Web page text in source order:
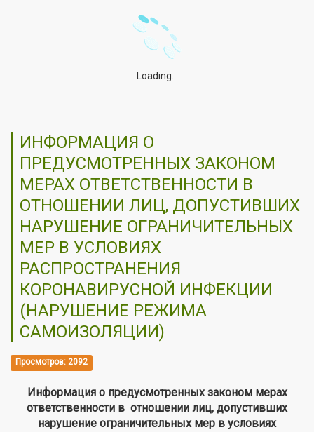
Loading...
ИНФОРМАЦИЯ О
ПРЕДУСМОТРЕННЫХ ЗАКОНОМ
МЕРАХ ОТВЕТСТВЕННОСТИ В
ОТНОШЕНИИ ЛИЦ, ДОПУСТИВШИХ
НАРУШЕНИЕ ОГРАНИЧИТЕЛЬНЫХ
МЕР В УСЛОВИЯХ
РАСПРОСТРАНЕНИЯ
КОРОНАВИРУСНОЙ ИНФЕКЦИИ
(НАРУШЕНИЕ РЕЖИМА
САМОИЗОЛЯЦИИ)
Просмотров: 2092
Информация о предусмотренных законом мерах
ответственности в отношении лиц, допустивших
нарушение ограничительных мер в условиях